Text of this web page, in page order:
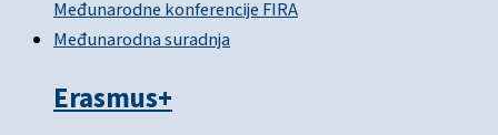
Međunarodne konferencije FIRA
Međunarodna suradnja
Erasmus+